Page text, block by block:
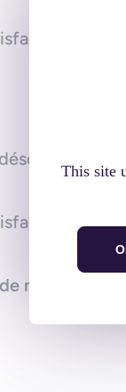
This site
de ce
de la
marché